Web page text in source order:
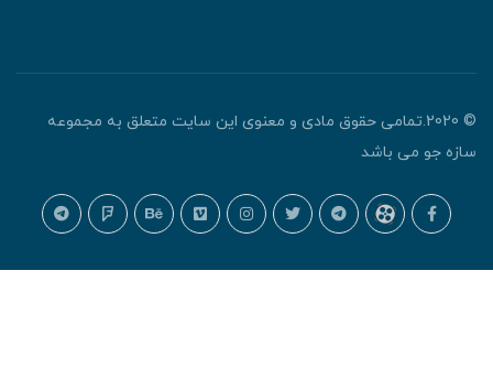
© 2020.تمامی حقوق مادی و معنوی این سایت متعلق به مجموعه
جو می باشد